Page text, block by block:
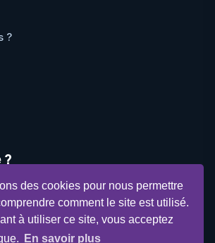
des cookies pour nous permettre
comment le site est utilisé.
à utiliser ce site, vous acceptez
En savoir plus
?